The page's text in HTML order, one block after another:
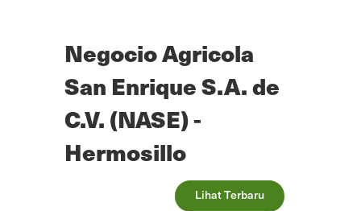
Negocio Agricola
San Enrique S.A. de
C.V. (NASE) -
Hermosillo
Lihat Terbaru